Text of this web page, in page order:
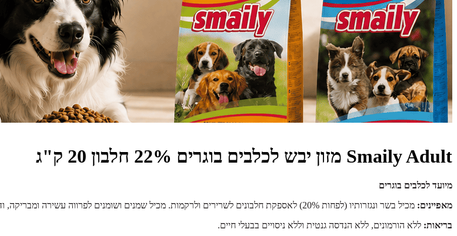
Smaily Adult מזון יבש לכלבים בוגרים 22% חלבון 20 ק"ג
מיועד לכלבים בוגרים
מאפיינים: מכיל בשר ונגזרותיו (לפחות 20%) לאספקת חלבונים לשרירים ולרקמות. מכיל שמנים ושומנים לפרווה עשירה ומבריקה, ודגנים לאנרגיה זמינה.
בריאות: ללא הורמונים, ללא הנדסה גנטית וללא ניסויים בבעלי חיים.